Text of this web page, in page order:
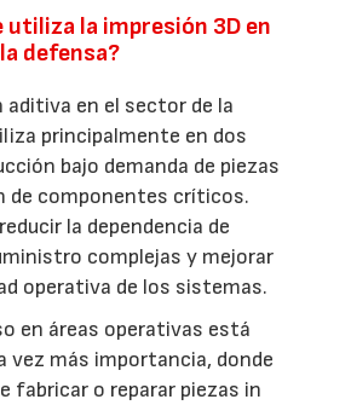
utiliza la impresión 3D en
defensa?
aditiva en el sector de la
principalmente en dos
bajo demanda de piezas
de componentes críticos.
la dependencia de
complejas y mejorar
operativa de los sistemas.
en áreas operativas está
vez más importancia, donde
fabricar o reparar piezas in